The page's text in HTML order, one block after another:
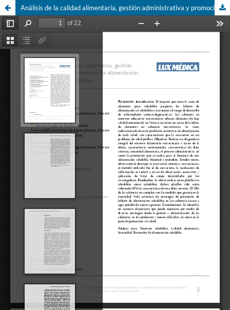
Análisis de la calidad alimentaria, gestión administrativa y promoción de alimentación saludable en las cafeterías